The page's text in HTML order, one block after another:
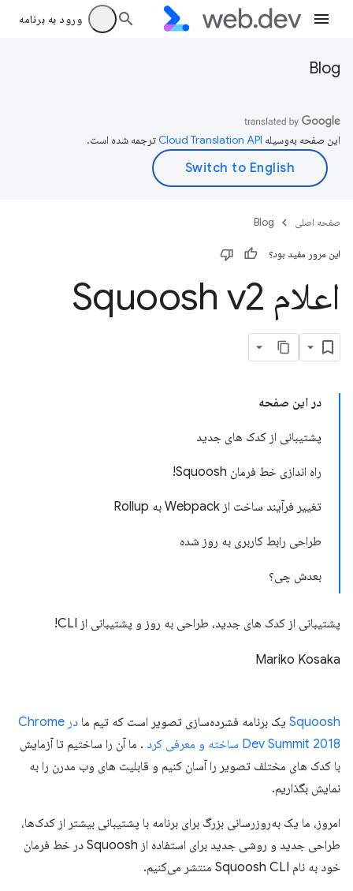
ورود به برنامه
Blog
این صفحه به‌وسیله ترجمه شده است.
صفحه اصلی Blog
این مرور مفید بود؟
اعلام Squoosh v2
در این صفحه
پشتیبانی از کدک های جدید
راه اندازی خط فرمان Squoosh!
تغییر فرآیند ساخت از Webpack به Rollup
طراحی رابط کاربری به روز شده
بعدش چی؟
پشتیبانی از کدک های جدید، طراحی به روز و پشتیبانی از CLI!
Mariko Kosaka
Squoosh یک برنامه فشرده‌سازی تصویر است که تیم ما
در Chrome
Dev Summit 2018 ساخته و معرفی کرد
. ما آن را ساختیم تا آزمایش
با کدک های مختلف تصویر را آسان کنیم و قابلیت های وب مدرن را به
نمایش بگذاریم.
امروز، ما یک به‌روزرسانی بزرگ برای برنامه با پشتیبانی بیشتر از کدک‌ها،
طراحی جدید و روشی جدید برای استفاده از Squoosh در خط فرمان
خود به نام Squoosh CLI منتشر می‌کنیم.